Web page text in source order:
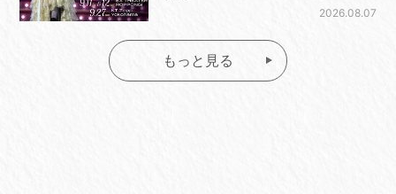
2026.08.07
もっと見る